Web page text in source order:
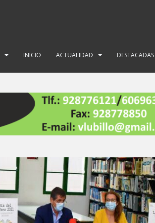
INICIO ACTUALIDAD DESTACADAS